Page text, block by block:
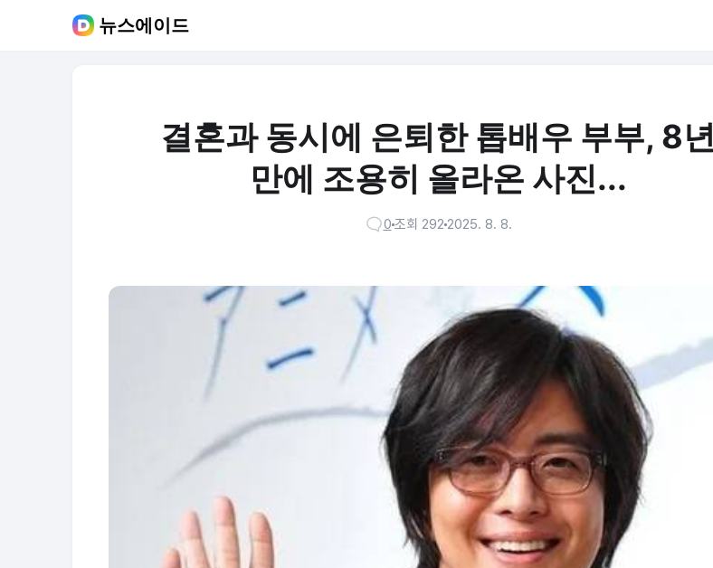
뉴스에이드
결혼과 동시에 은퇴한 톱배우 부부, 8년
만에 조용히 올라온 사진...
0조회 2922025. 8. 8.